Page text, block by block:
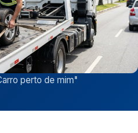
perto de mim"